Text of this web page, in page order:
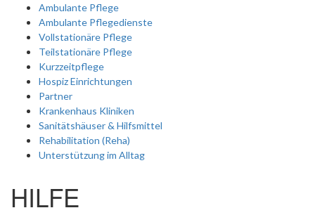
Ambulante Pflege
Ambulante Pflegedienste
Vollstationäre Pflege
Teilstationäre Pflege
Kurzzeitpflege
Hospiz Einrichtungen
Partner
Krankenhaus Kliniken
Sanitätshäuser & Hilfsmittel
Rehabilitation (Reha)
Unterstützung im Alltag
HILFE